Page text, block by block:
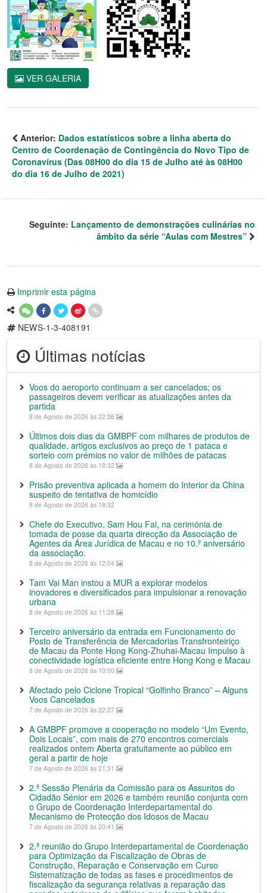
VER GALERIA
Anterior: Dados estatísticos sobre a linha aberta do
Centro de Coordenação de Contingência do Novo Tipo de
Coronavírus (Das 08H00 do dia 15 de Julho até às 08H00
do dia 16 de Julho de 2021)
Seguinte: Lançamento de demonstrações culinárias no
âmbito da série “Aulas com Mestres”
Imprimir esta página
NEWS-1-3-408191
Últimas notícias
Voos do aeroporto continuam a ser cancelados; os
passageiros devem verificar as atualizações antes da
partida
8 de Agosto de 2026 às 22:56
Últimos dois dias da GMBPF com milhares de produtos de
qualidade, artigos exclusivos ao preço de 1 pataca e
sorteio com prémios no valor de milhões de patacas
8 de Agosto de 2026 às 18:32
Prisão preventiva aplicada a homem do Interior da China
suspeito de tentativa de homicídio
8 de Agosto de 2026 às 18:32
Chefe do Executivo, Sam Hou Fai, na cerimónia de
tomada de posse da quarta direcção da Associação de
Agentes da Área Jurídica de Macau e no 10.º aniversário
da associação.
8 de Agosto de 2026 às 12:04
Tam Vai Man instou a MUR a explorar modelos
inovadores e diversificados para impulsionar a renovação
urbana
8 de Agosto de 2026 às 11:28
Terceiro aniversário da entrada em Funcionamento do
Posto de Transferência de Mercadorias Transfronteiriço
de Macau da Ponte Hong Kong-Zhuhai-Macau Impulso à
conectividade logística eficiente entre Hong Kong e Macau
8 de Agosto de 2026 às 10:00
Afectado pelo Ciclone Tropical “Golfinho Branco” – Alguns
Voos Cancelados
7 de Agosto de 2026 às 22:27
A GMBPF promove a cooperação no modelo “Um Evento,
Dois Locais”, com mais de 270 encontros comerciais
realizados ontem Aberta gratuitamente ao público em
geral a partir de hoje
7 de Agosto de 2026 às 21:31
2.ª Sessão Plenária da Comissão para os Assuntos do
Cidadão Sénior em 2026 e também reunião conjunta com
o Grupo de Coordenação Interdepartamental do
Mecanismo de Protecção dos Idosos de Macau
7 de Agosto de 2026 às 20:41
2.ª reunião do Grupo Interdepartamental de Coordenação
para Optimização da Fiscalização de Obras de
Construção, Reparação e Conservação em Curso
Sistematização de todas as fases e procedimentos de
fiscalização da segurança relativas a reparação das